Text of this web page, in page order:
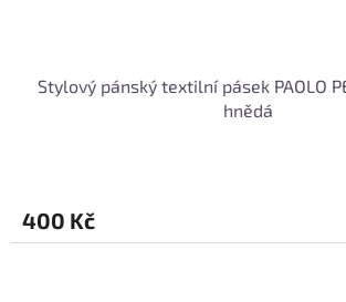
Stylový pánský textilní pásek PAOLO
hnědá
400 Kč